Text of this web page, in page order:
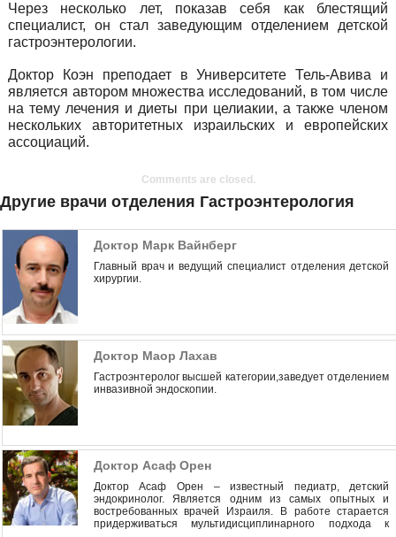
Через несколько лет, показав себя как блестящий
специалист, он стал заведующим отделением детской
гастроэнтерологии.
Доктор Коэн преподает в Университете Тель-Авива и
является автором множества исследований, в том числе
на тему лечения и диеты при целиакии, а также членом
нескольких авторитетных израильских и европейских
ассоциаций.
Comments are closed.
Другие врачи отделения Гастроэнтерология
Доктор Марк Вайнберг
Главный врач и ведущий специалист отделения детской
хирургии.
Доктор Маор Лахав
Гастроэнтеролог высшей категории,заведует отделением
инвазивной эндоскопии.
Доктор Асаф Орен
Доктор Асаф Орен – известный педиатр, детский
эндокринолог. Является одним из самых опытных и
востребованных врачей Израиля. В работе старается
придерживаться мультидисциплинарного подхода к